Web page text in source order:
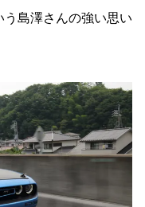
島澤さんの強い思い